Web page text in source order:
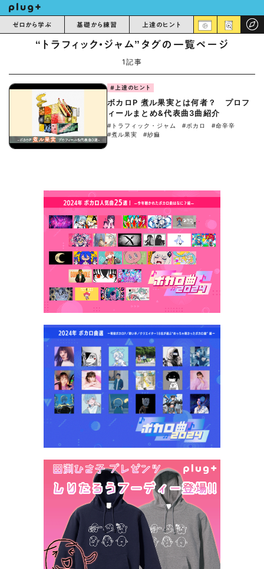
ゼロから学ぶ 基礎から練習 上達のヒント
“トラフィック・ジャム”タグの一覧ページ
1記事
#上達のヒント
ボカロP 煮ル果実とは何者？ プロフ
ィールまとめ&代表曲3曲紹介
#トラフィック・ジャム #ボカロ
#命辛辛
#煮ル果実
#紗痲